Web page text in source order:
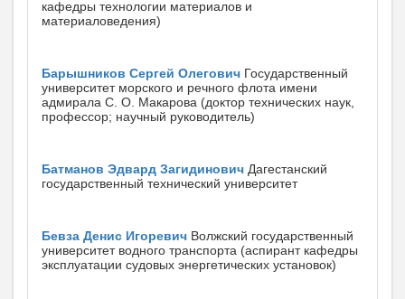
кафедры технологии материалов и
материаловедения)
Барышников Сергей Олегович Государственный
университет морского и речного флота имени
адмирала С. О. Макарова (доктор технических наук,
профессор; научный руководитель)
Батманов Эдвард Загидинович Дагестанский
государственный технический университет
Бевза Денис Игоревич Волжский государственный
университет водного транспорта (аспирант кафедры
эксплуатации судовых энергетических установок)